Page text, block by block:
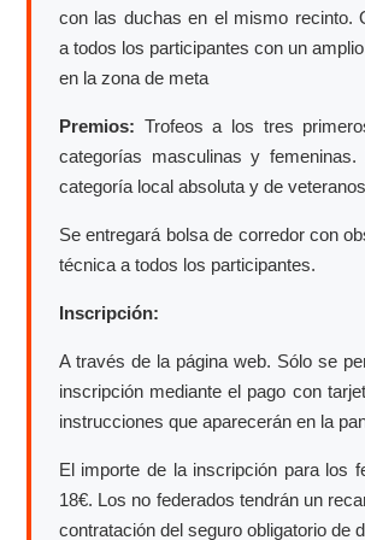
con las duchas en el mismo recinto.
a todos los participantes con un
en la zona de meta
Premios: Trofeos a los tres
categorías masculinas y femeninas.
categoría local absoluta y de
Se entregará bolsa de corredor con
técnica a todos los participantes.
Inscripción:
A través de la página web. Sólo se
inscripción mediante el pago con
instrucciones que aparecerán en la
El importe de la inscripción para los
18€. Los no federados tendrán un
contratación del seguro obligatorio de